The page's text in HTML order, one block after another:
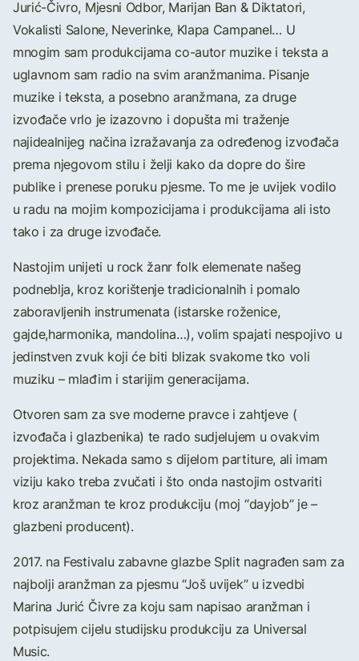
Jurić-Čivro, Mjesni Odbor, Marijan Ban & Diktatori,
Vokalisti Salone, Neverinke, Klapa Campanel… U
mnogim sam produkcijama co-autor muzike i teksta a
uglavnom sam radio na svim aranžmanima. Pisanje
muzike i teksta, a posebno aranžmana, za druge
izvođače vrlo je izazovno i dopušta mi traženje
najidealnijeg načina izražavanja za određenog izvođača
prema njegovom stilu i želji kako da dopre do šire
publike i prenese poruku pjesme. To me je uvijek vodilo
u radu na mojim kompozicijama i produkcijama ali isto
tako i za druge izvođače.
Nastojim unijeti u rock žanr folk elemenate našeg
podneblja, kroz korištenje tradicionalnih i pomalo
zaboravljenih instrumenata (istarske roženice,
gajde,harmonika, mandolina…), volim spajati nespojivo u
jedinstven zvuk koji će biti blizak svakome tko voli
muziku – mlađim i starijim generacijama.
Otvoren sam za sve moderne pravce i zahtjeve (
izvođača i glazbenika) te rado sudjelujem u ovakvim
projektima. Nekada samo s dijelom partiture, ali imam
viziju kako treba zvučati i što onda nastojim ostvariti
kroz aranžman te kroz produkciju (moj “dayjob” je –
glazbeni producent).
2017. na Festivalu zabavne glazbe Split nagrađen sam za
najbolji aranžman za pjesmu “Još uvijek” u izvedbi
Marina Jurić Čivre za koju sam napisao aranžman i
potpisujem cijelu studijsku produkciju za Universal
Music.